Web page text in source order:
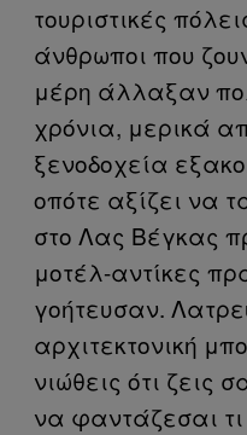
τουριστικές
άνθρωποι που
μέρη άλλαξαν
χρόνια, μερικά
ξενοδοχεία
οπότε αξίζει να
στο Λας Βέγκας
μοτέλ-αντίκες
γοήτευσαν.
αρχιτεκτονική
νιώθεις ότι ζεις
να φαντάζεσαι